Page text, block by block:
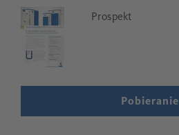
Prospekt
Pobieranie